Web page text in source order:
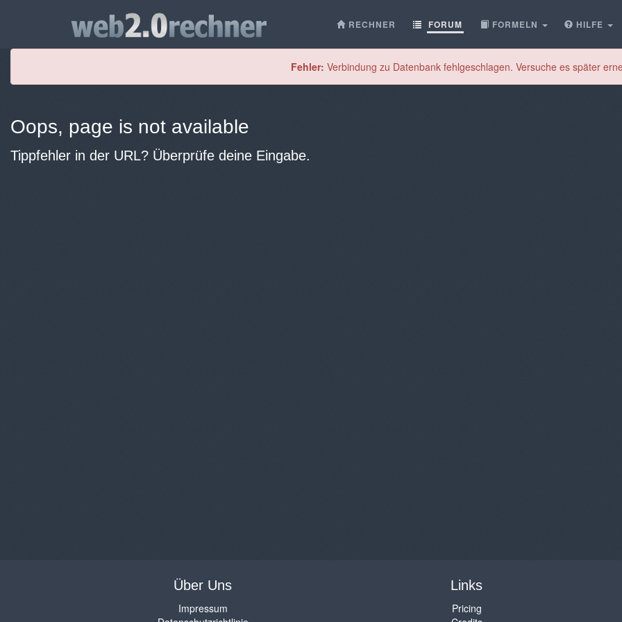
RECHNER FORUM FORMELN HILFE
Fehler: Verbindung zu Datenbank fehlgeschlagen. Versuche es später
Oops, page is not available
Tippfehler in der URL? Überprüfe deine Eingabe.
Über Uns
Impressum
Links
Pricing